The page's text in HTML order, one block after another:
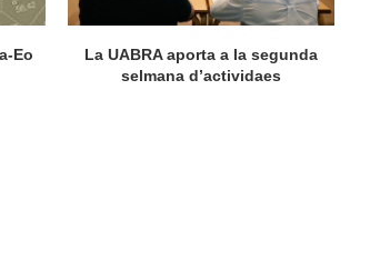
Eo
La UABRA aporta a la segunda
selmana d’actividaes